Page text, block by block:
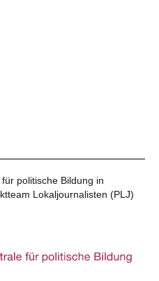
politische Bildung in
Lokaljournalisten (PLJ)